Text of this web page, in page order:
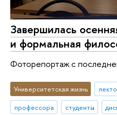
Завершилась
и формальная
Фоторепортаж с
Университетская жизнь
профессора
студенты